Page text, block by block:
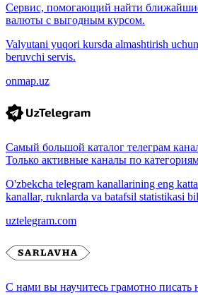
Сервис, помогающий найти
валюты с выгодным курсом.
Valyutani yuqori kursda almashtirish
beruvchi servis.
onmap.uz
Самый большой каталог телеграм
Только активные каналы по
O'zbekcha telegram kanallarining eng
kanallar, ruknlarda va batafsil statistikasi
uztelegram.com
С нами вы научитесь грамотно писать